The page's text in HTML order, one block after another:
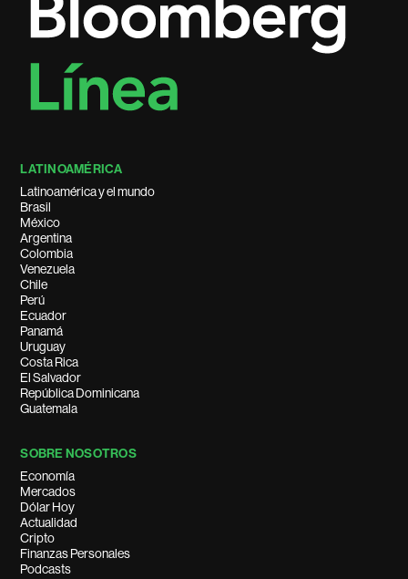
LATINOAMÉRICA
Latinoamérica y el mundo
Brasil
México
Argentina
Colombia
Venezuela
Chile
Perú
Ecuador
Panamá
Uruguay
Costa Rica
El Salvador
República Dominicana
Guatemala
SOBRE NOSOTROS
Economía
Mercados
Dólar Hoy
Actualidad
Cripto
Finanzas Personales
Podcasts